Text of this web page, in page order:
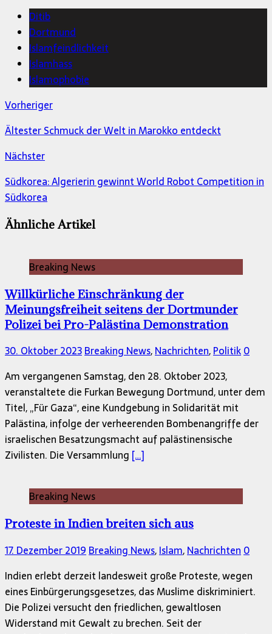
Ditib
Dortmund
Islamfeindlichkeit
Islamhass
Islamophobie
Vorheriger
Ältester Schmuck der Welt in Marokko entdeckt
Nächster
Südkorea: Algerierin gewinnt World Robot Competition in
Südkorea
Ähnliche Artikel
Breaking News
Willkürliche Einschränkung der
Meinungsfreiheit seitens der Dortmunder
Polizei bei Pro-Palästina Demonstration
30. Oktober 2023Breaking News,Nachrichten,Politik0
Am vergangenen Samstag, den 28. Oktober 2023,
veranstaltete die Furkan Bewegung Dortmund, unter dem
Titel, „Für Gaza“, eine Kundgebung in Solidarität mit
Palästina, infolge der verheerenden Bombenangriffe der
israelischen Besatzungsmacht auf palästinensische
Zivilisten. Die Versammlung […]
Breaking News
Proteste in Indien breiten sich aus
17. Dezember 2019 Breaking News,Islam,Nachrichten 0
Indien erlebt derzeit landesweit große Proteste, wegen
eines Einbürgerungsgesetzes, das Muslime diskriminiert.
Die Polizei versucht den friedlichen, gewaltlosen
Widerstand mit Gewalt zu brechen. Seit der